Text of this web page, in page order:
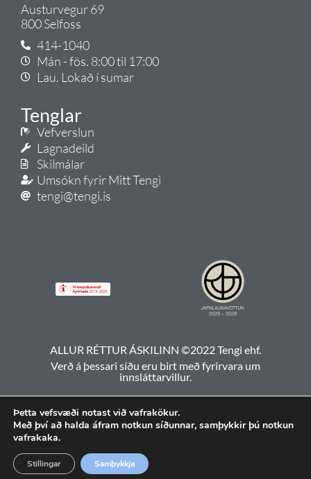
Austurvegur 69
800 Selfoss
414-1040
Mán - fös. 8:00 til 17:00
Lau. Lokað í sumar
Tenglar
Vefverslun
Lagnadeild
Skilmálar
Umsókn fyrir Mitt Tengi
tengi@tengi.is
ALLUR RÉTTUR ÁSKILINN ©2022 Tengi ehf.
Verð á þessari síðu eru birt með fyrirvara um
innsláttarvillur.
Þetta vefsvæði notast við vafrakökur.
Með því að halda áfram notkun síðunnar, samþykkir þú notkun
vafrakaka.
Samþykkja
Stillingar